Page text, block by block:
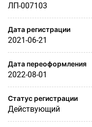
ЛП-007103
Дата регистрации
2021-06-21
Дата переоформления
2022-08-01
Статус регистрации
Действующий